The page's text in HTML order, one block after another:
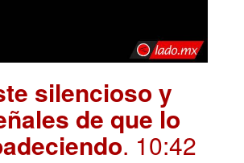
silencioso y
de que lo
. 10:42